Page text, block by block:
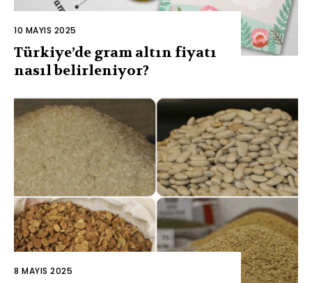
10 MAYIS 2025
Türkiye’de gram altın fiyatı
nasıl belirleniyor?
8 MAYIS 2025